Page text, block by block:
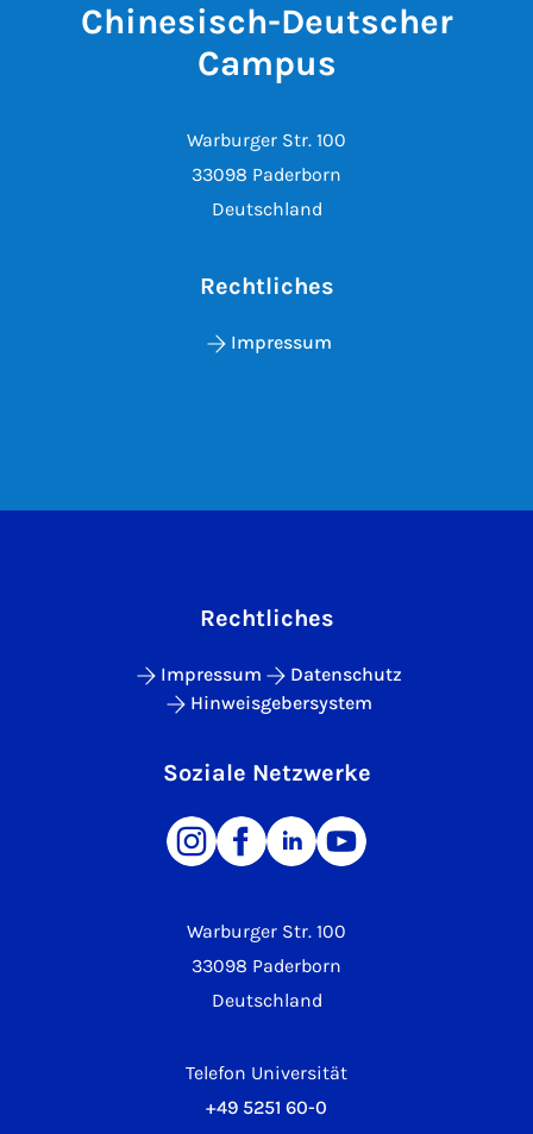
Chinesisch-Deutscher
Campus
Warburger Str. 100
33098 Paderborn
Deutschland
Rechtliches
Impressum
Warburger Str. 100
33098 Paderborn
Deutschland
Telefon Universität
+49 5251 60-0
Rechtliches
Impressum
Datenschutz
Hinweisgebersystem
Soziale Netzwerke